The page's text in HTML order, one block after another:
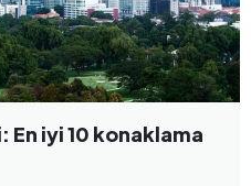
iyi 10 konaklama